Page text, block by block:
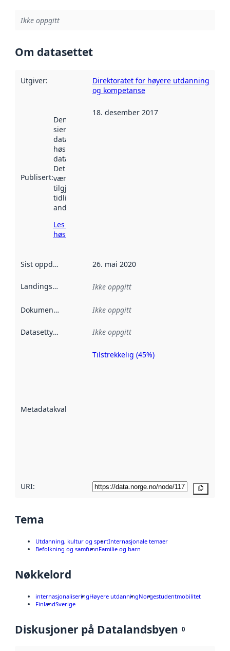
Ikke oppgitt
Om datasettet
Utgiver:
Direktoratet for høyere utdanning
og kompetanse
Publisert:
Denne datoen
sier når
datasettet ble
høstet av
data.norge.no.
Det kan ha
vært
tilgjengelig
tidligere
andre steder.
Les mer om
høsting her
18. desember 2017
Sist oppdatert 26. mai 2020
Landingsside Ikke oppgitt
Dokumentasjon Ikke oppgitt
Datasettype Ikke oppgitt
Metadatakvalitet
Metadatakvalitet
Tilstrekkelig (45%)
URI:
Tema
Utdanning, kultur og sportInternasjonale temaer
Befolkning og samfunnFamilie og barn
Nøkkelord
internasjonaliseringHøyere utdanningNorgestudentmobilitet
FinlandSverige
Diskusjoner på Datalandsbyen 0